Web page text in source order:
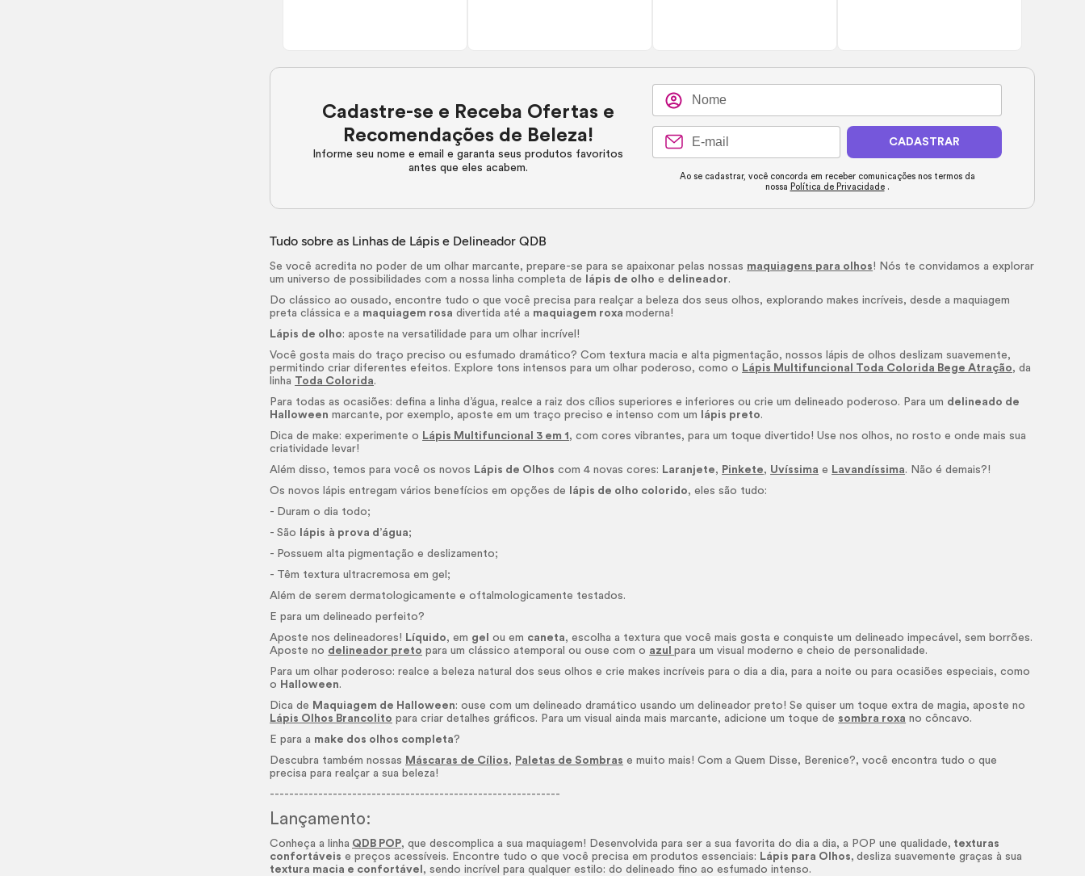
Cadastre-se e Receba Ofertas e
Recomendações de Beleza!
Informe seu nome e email e garanta seus produtos favoritos
antes que eles acabem.
CADASTRAR
Ao se cadastrar, você concorda em receber comunicações nos termos da
nossa Política de Privacidade.
Tudo sobre as Linhas de Lápis e Delineador QDB
Se você acredita no poder de um olhar marcante, prepare-se para se apaixonar pelas nossas maquiagens para olhos! Nós te convidamos a explorar
um universo de possibilidades com a nossa linha completa de
lápis de olho e delineador.
Do clássico ao ousado, encontre tudo o que você precisa para realçar a beleza dos seus olhos, explorandomakes incríveis, desde a maquiagem
preta clássica e a maquiagem rosa divertida até a maquiagem roxamoderna!
Lápis de olho: aposte na versatilidade para um olhar incrível!
Você gosta mais do traço preciso ou esfumado dramático? Com textura macia e alta pigmentação, nossos lápis de olhos deslizam suavemente,
permitindo criar diferentes efeitos. Explore tons intensos para um olhar poderoso, como o Lápis Multifuncional Toda Colorida Bege Atração, da
linha Toda Colorida.
Para todas as ocasiões: defina a linha d’água, realce a raiz dos cílios superiores e inferiores ou crie um delineado poderoso. Para um delineado de
Halloween marcante, por exemplo, aposte em um traço preciso e intenso com um lápis preto.
Dica demake: experimente o Lápis Multifuncional 3 em 1 , com cores vibrantes, para um toque divertido! Use nos olhos, no rosto e onde mais sua
criatividade levar!
Além disso, temos para você os novos Lápis de Olhos com 4 novas cores: Laranjete, Pinkete, Uvíssima e Lavandíssima. Não é demais?!
Os novos lápis entregam vários benefícios em opções de
lápis de olho colorido, eles são tudo:
- Duram o dia todo;
- São
lápis à prova d’água;
- Possuem alta pigmentação e deslizamento;
- Têm textura ultracremosa em gel;
Além de serem dermatologicamente e oftalmologicamente testados.
E para um delineado perfeito?
Aposte nos delineadores! Líquido, em gel ou em caneta, escolha a textura que você mais gosta e conquiste um delineado impecável, sem borrões.
Aposte no delineador preto para um clássico atemporal ou ouse com o azulpara um visual moderno e cheio de personalidade.
Para um olhar poderoso: realce a beleza natural dos seus olhos e criemakes incríveis para o dia a dia, para a noite ou para ocasiões especiais, como
o Halloween.
Dica de Maquiagem de Halloween: ouse com um delineado dramático usando um delineador preto! Se quiser um toque extra de magia, aposte no
Lápis Olhos Brancolito para criar detalhes gráficos. Para um visual ainda mais marcante, adicione um toque de sombra roxa no côncavo.
E para a make dos olhos completa?
Descubra também nossas Máscaras de Cílios, Paletas de Sombras e muito mais! Com a Quem Disse, Berenice?, você encontra tudo o que
precisa para realçar a sua beleza!
------------------------------------------------------------
Lançamento:
Conheça a linha QDB POP, que descomplica a sua maquiagem! Desenvolvida para ser a sua favorita do dia a dia, a POP une qualidade, texturas
confortáveis e preços acessíveis. Encontre tudo o que você precisa em produtos essenciais: Lápis para Olhos, desliza suavemente graças à sua
textura macia e confortável , sendo incrível para qualquer estilo: do delineado fino ao esfumado intenso.